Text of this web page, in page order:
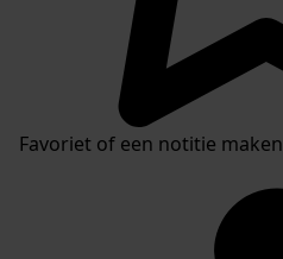
Favoriet of een notitie maken